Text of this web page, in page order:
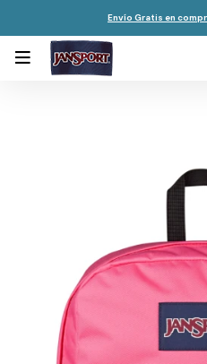
Envío Gratis en
